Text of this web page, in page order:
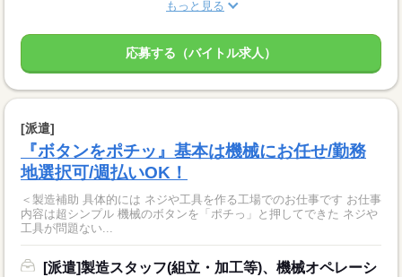
もっと見る
応募する（バイトル求人）
[派遣]
『ボタンをポチッ』基本は機械にお任せ/勤務
地選択可/週払いOK！
＜製造補助 具体的には ネジや工具を作る工場でのお仕事です お仕事
内容は超シンプル 機械のボタンを「ポチっ」と押してできた ネジや
工具が問題ない...
[派遣]製造スタッフ(組立・加工等)、機械オペレーシ